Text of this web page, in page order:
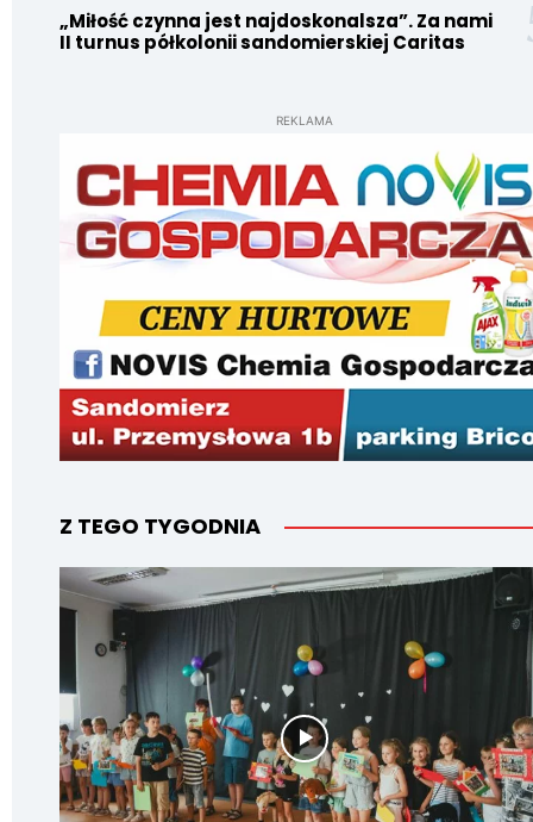
„Miłość czynna jest najdoskonalsza”. Za nami
II turnus półkolonii sandomierskiej Caritas
REKLAMA
Z TEGO TYGODNIA